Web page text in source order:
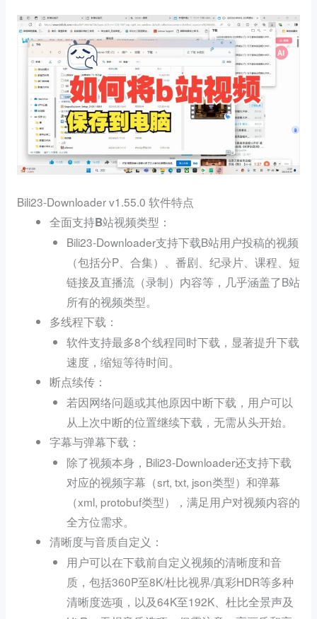
Bili23-Downloader v1.55.0 软件特点
全面支持B站视频类型 ：
Bili23-Downloader支持下载B站用户投稿的视频
（包括分P、合集）、番剧、纪录片、课程、短
链接及直播流（录制）内容等，几乎涵盖了B站
所有的视频类型。
多线程下载 ：
软件支持最多8个线程同时下载，显著提升下载
速度，缩短等待时间。
断点续传 ：
若因网络问题或其他原因中断下载，用户可以
从上次中断的位置继续下载，无需从头开始。
字幕与弹幕下载 ：
除了视频本身，Bili23-Downloader还支持下载
对应的视频字幕（srt, txt, json类型）和弹幕
（xml, protobuf类型），满足用户对视频内容的
全方位需求。
清晰度与音质自定义 ：
用户可以在下载前自定义视频的清晰度和音
质，包括360P至8K/杜比视界/真彩HDR等多种
清晰度选项，以及64K至192K、杜比全景声及